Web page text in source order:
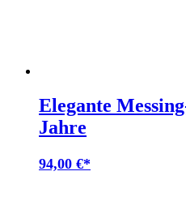
Elegante
Jahre
94,00 €